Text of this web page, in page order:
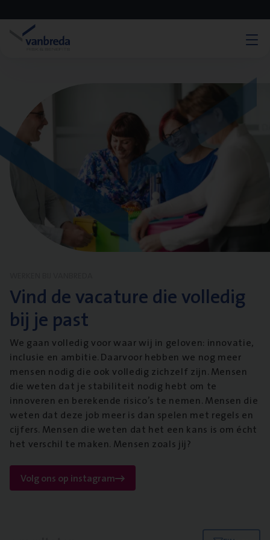
Vind de vacature die volledig
bij je past
We gaan volledig voor waar wij in geloven: innovatie,
inclusie en ambitie. Daarvoor hebben we nog meer
mensen nodig die ook volledig zichzelf zijn. Mensen
die weten dat je stabiliteit nodig hebt om te
innoveren en berekende risico’s te nemen. Mensen die
weten dat deze job meer is dan spelen met regels en
cijfers. Mensen die weten dat het een kans is om écht
het verschil te maken. Mensen zoals jij?
Volg ons op instagram